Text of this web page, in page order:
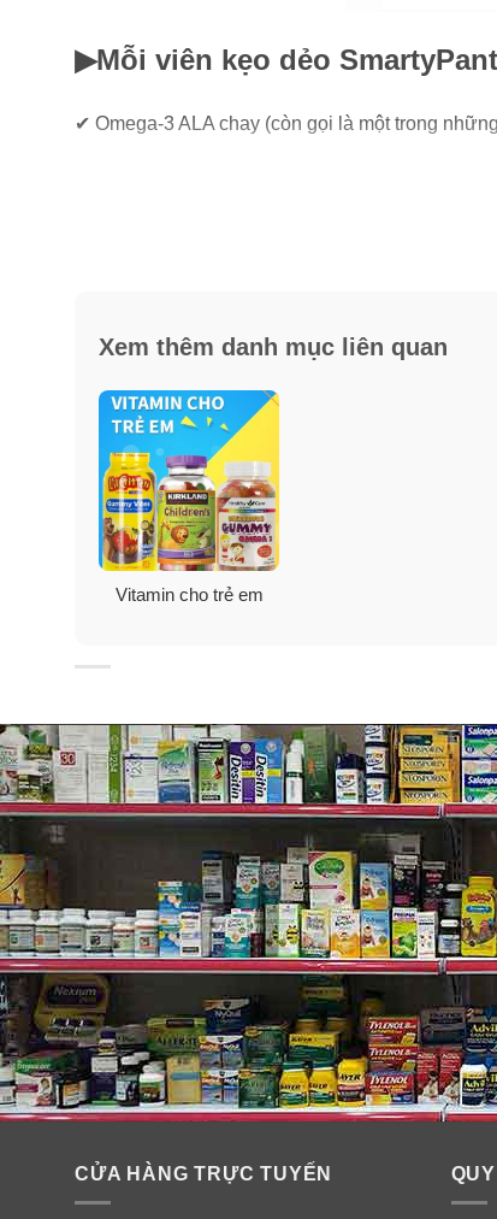
▶Mỗi viên kẹo dẻo
✔ Omega-3 ALA chay (còn gọi là một trong
✔ Vitamin D3, dạng vitamin D ưa thích của cơ
✔ Kẽm hỗ trợ xương khỏe mạnh, chức năng
▶ Hơn thế nữa, trong sản
Xem thêm danh mục liên quan
Vitamin cho trẻ em
CỬA HÀNG TRỰC TUYẾN